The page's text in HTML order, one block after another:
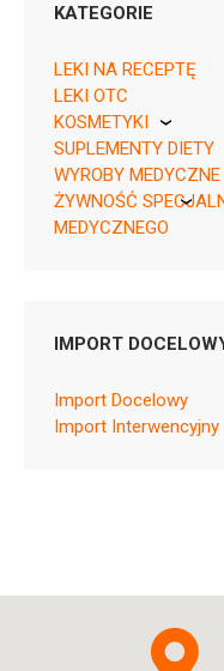
05909991565176 ¦
14 tabl.
KATEGORIE
LEKI NA RECEPTĘ
LEKI OTC
KOSMETYKI
Pierre Fabre
SUPLEMENTY DIETY
WYROBY MEDYCZNE
KikGel
ŻYWNOŚĆ
MEDYCZNEGO
IMPORT
Import Docelowy
Import Interwencyjny